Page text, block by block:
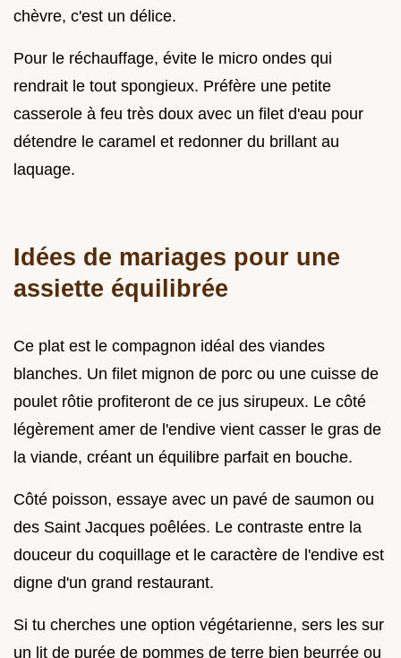
chèvre, c'est un délice.
Pour le réchauffage, évite le micro ondes qui
rendrait le tout spongieux. Préfère une petite
casserole à feu très doux avec un filet d'eau pour
détendre le caramel et redonner du brillant au
laquage.
Idées de mariages pour une
assiette équilibrée
Ce plat est le compagnon idéal des viandes
blanches. Un filet mignon de porc ou une cuisse de
poulet rôtie profiteront de ce jus sirupeux. Le côté
légèrement amer de l'endive vient casser le gras de
la viande, créant un équilibre parfait en bouche.
Côté poisson, essaye avec un pavé de saumon ou
des Saint Jacques poêlées. Le contraste entre la
douceur du coquillage et le caractère de l'endive est
digne d'un grand restaurant.
Si tu cherches une option végétarienne, sers les sur
un lit de purée de pommes de terre bien beurrée ou